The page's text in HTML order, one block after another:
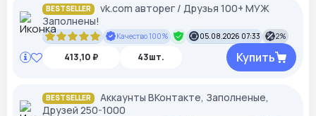
BESTSELLER
vk.com авторег / Друзья 100+ МУЖ
Заполнены!
Качество 100% 05.08.2026 07:33 2%
413,10 ₽ 43шт. Купить
BESTSELLER
Аккаунты ВКонтакте, Заполненые,
Друзей 250-1000